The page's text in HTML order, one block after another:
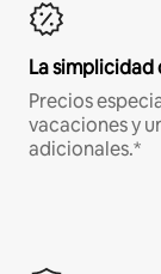
La simplicidad
Precios
vacaciones y
adicionales.*